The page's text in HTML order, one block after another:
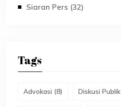
Siaran Pers (32)
Tags
Advokasi (8) Diskusi Publik